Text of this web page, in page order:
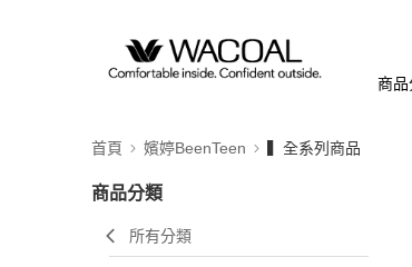
商品
首頁 嬪婷BeenTeen ▍全系列商品
商品分類
所有分類